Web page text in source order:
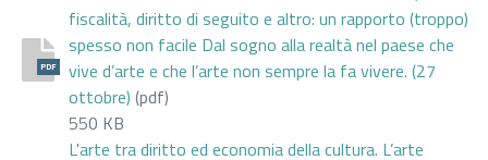
PDF
fiscalità, diritto di seguito e altro: un rapporto (troppo)
spesso non facile Dal sogno alla realtà nel paese che
vive d’arte e che l’arte non sempre la fa vivere. (27
ottobre) (pdf)
550 KB
L'arte tra diritto ed economia della cultura. L’arte